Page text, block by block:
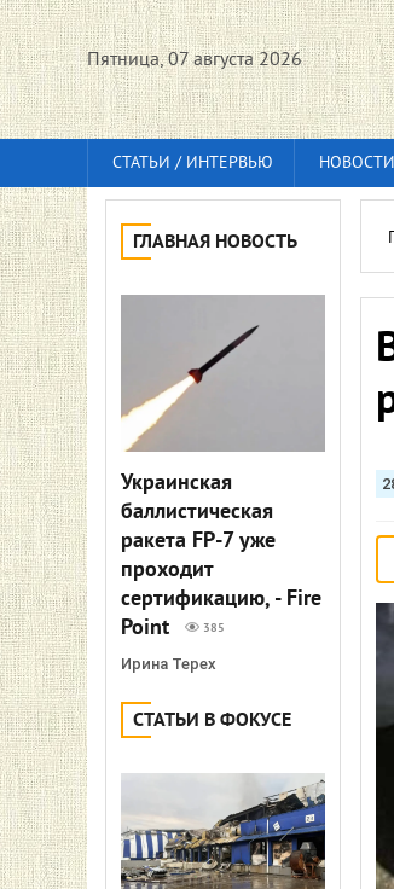
Пятница, 07 августа 2026
СТАТЬИ / ИНТЕРВЬЮ НОВОСТИ
ГЛАВНАЯ НОВОСТЬ
Украинская
баллистическая
ракета FP-7 уже
проходит
сертификацию, - Fire
Point
385
Ирина Терех
СТАТЬИ В ФОКУСЕ